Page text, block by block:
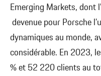
Emerging Markets, dont
devenue pour Porsche
dynamiques au monde,
considérable. En 2023,
% et 52 220 clients au